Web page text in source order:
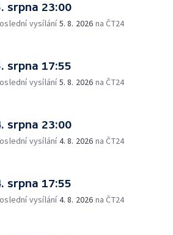
srpna 23:00
vysílání5. 8. 2026 na ČT24
srpna 17:55
vysílání5. 8. 2026 na ČT24
srpna 23:00
vysílání4. 8. 2026 na ČT24
srpna 17:55
vysílání4. 8. 2026 na ČT24